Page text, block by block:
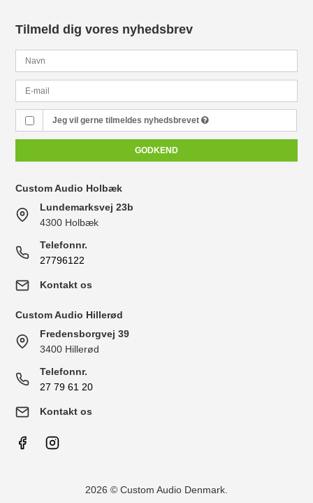
Tilmeld dig vores nyhedsbrev
Jeg vil gerne tilmeldes nyhedsbrevet
GODKEND
Custom Audio Holbæk
Lundemarksvej 23b
4300 Holbæk
Telefonnr.
27796122
Kontakt os
Custom Audio Hillerød
Fredensborgvej 39
3400 Hillerød
Telefonnr.
27 79 61 20
Kontakt os
2026 © Custom Audio Denmark.